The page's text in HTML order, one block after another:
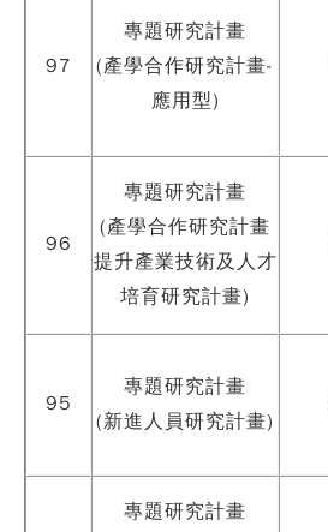
97
專題研究計畫
(產學合作研究計畫-
應用型)
96
專題研究計畫
(產學合作研究計畫
提升產業技術及人才
培育研究計畫)
95
專題研究計畫
(新進人員研究計畫)
專題研究計畫